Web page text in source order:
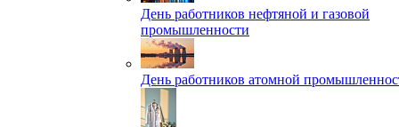
День работников нефтяной и газовой
промышленности
День работников атомной